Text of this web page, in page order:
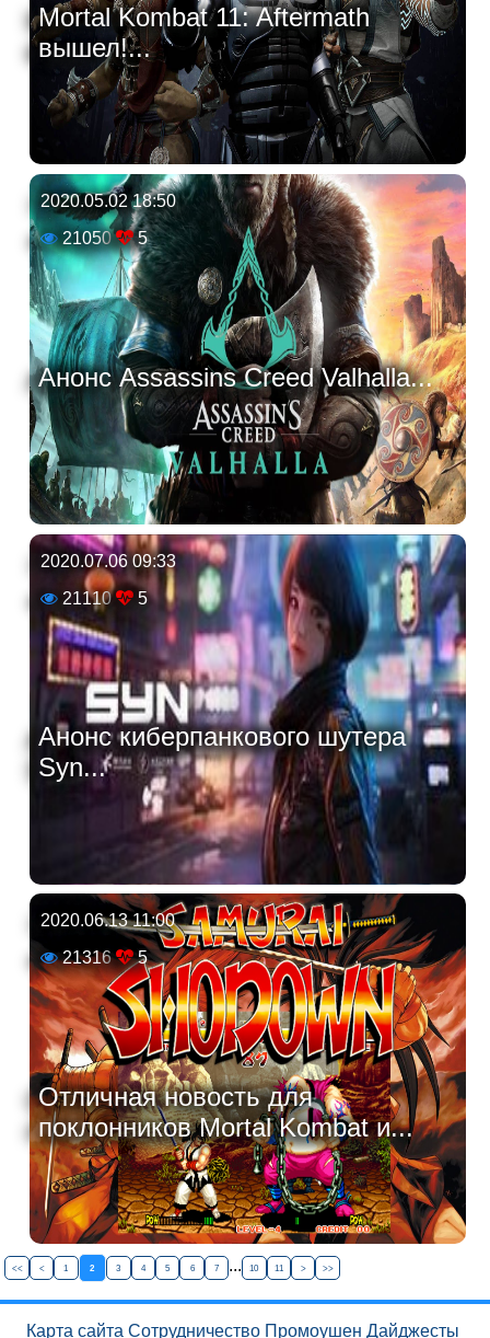
Mortal Kombat 11: Aftermath
вышел!...
2020.05.02 18:50
21050
5
Анонс Assassins Creed Valhalla...
2020.07.06 09:33
21110
5
Анонс киберпанкового шутера
Syn...
2020.06.13 11:00
21316
5
Отличная новость для
поклонников Mortal Kombat и...
<< < 1 2 3 4 5 6 7 ... 10 11 > >>
Карта сайта Сотрудничество Промоушен Дайджесты